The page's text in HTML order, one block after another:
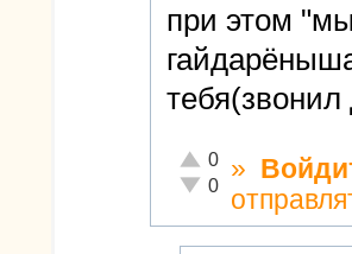
при этом
Отлично!
0
Неадекватно!
0
»